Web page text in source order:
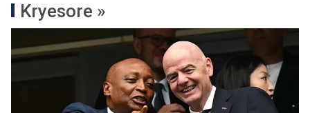
Kryesore »